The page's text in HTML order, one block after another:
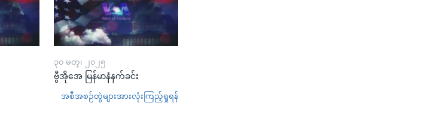
၃၀ မတ္၊ ၂၀၂၅
ဗွီအိုအေ မြန်မာနံနက်ခင်း
အစီအစဉ်တွဲများအားလုံးကြည့်ရှုရန်